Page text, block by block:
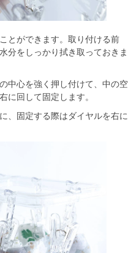
とができます。取り付ける前
分をしっかり拭き取っておきま
中心を強く押し付けて、中の空
に回して固定します。
、固定する際はダイヤルを右に